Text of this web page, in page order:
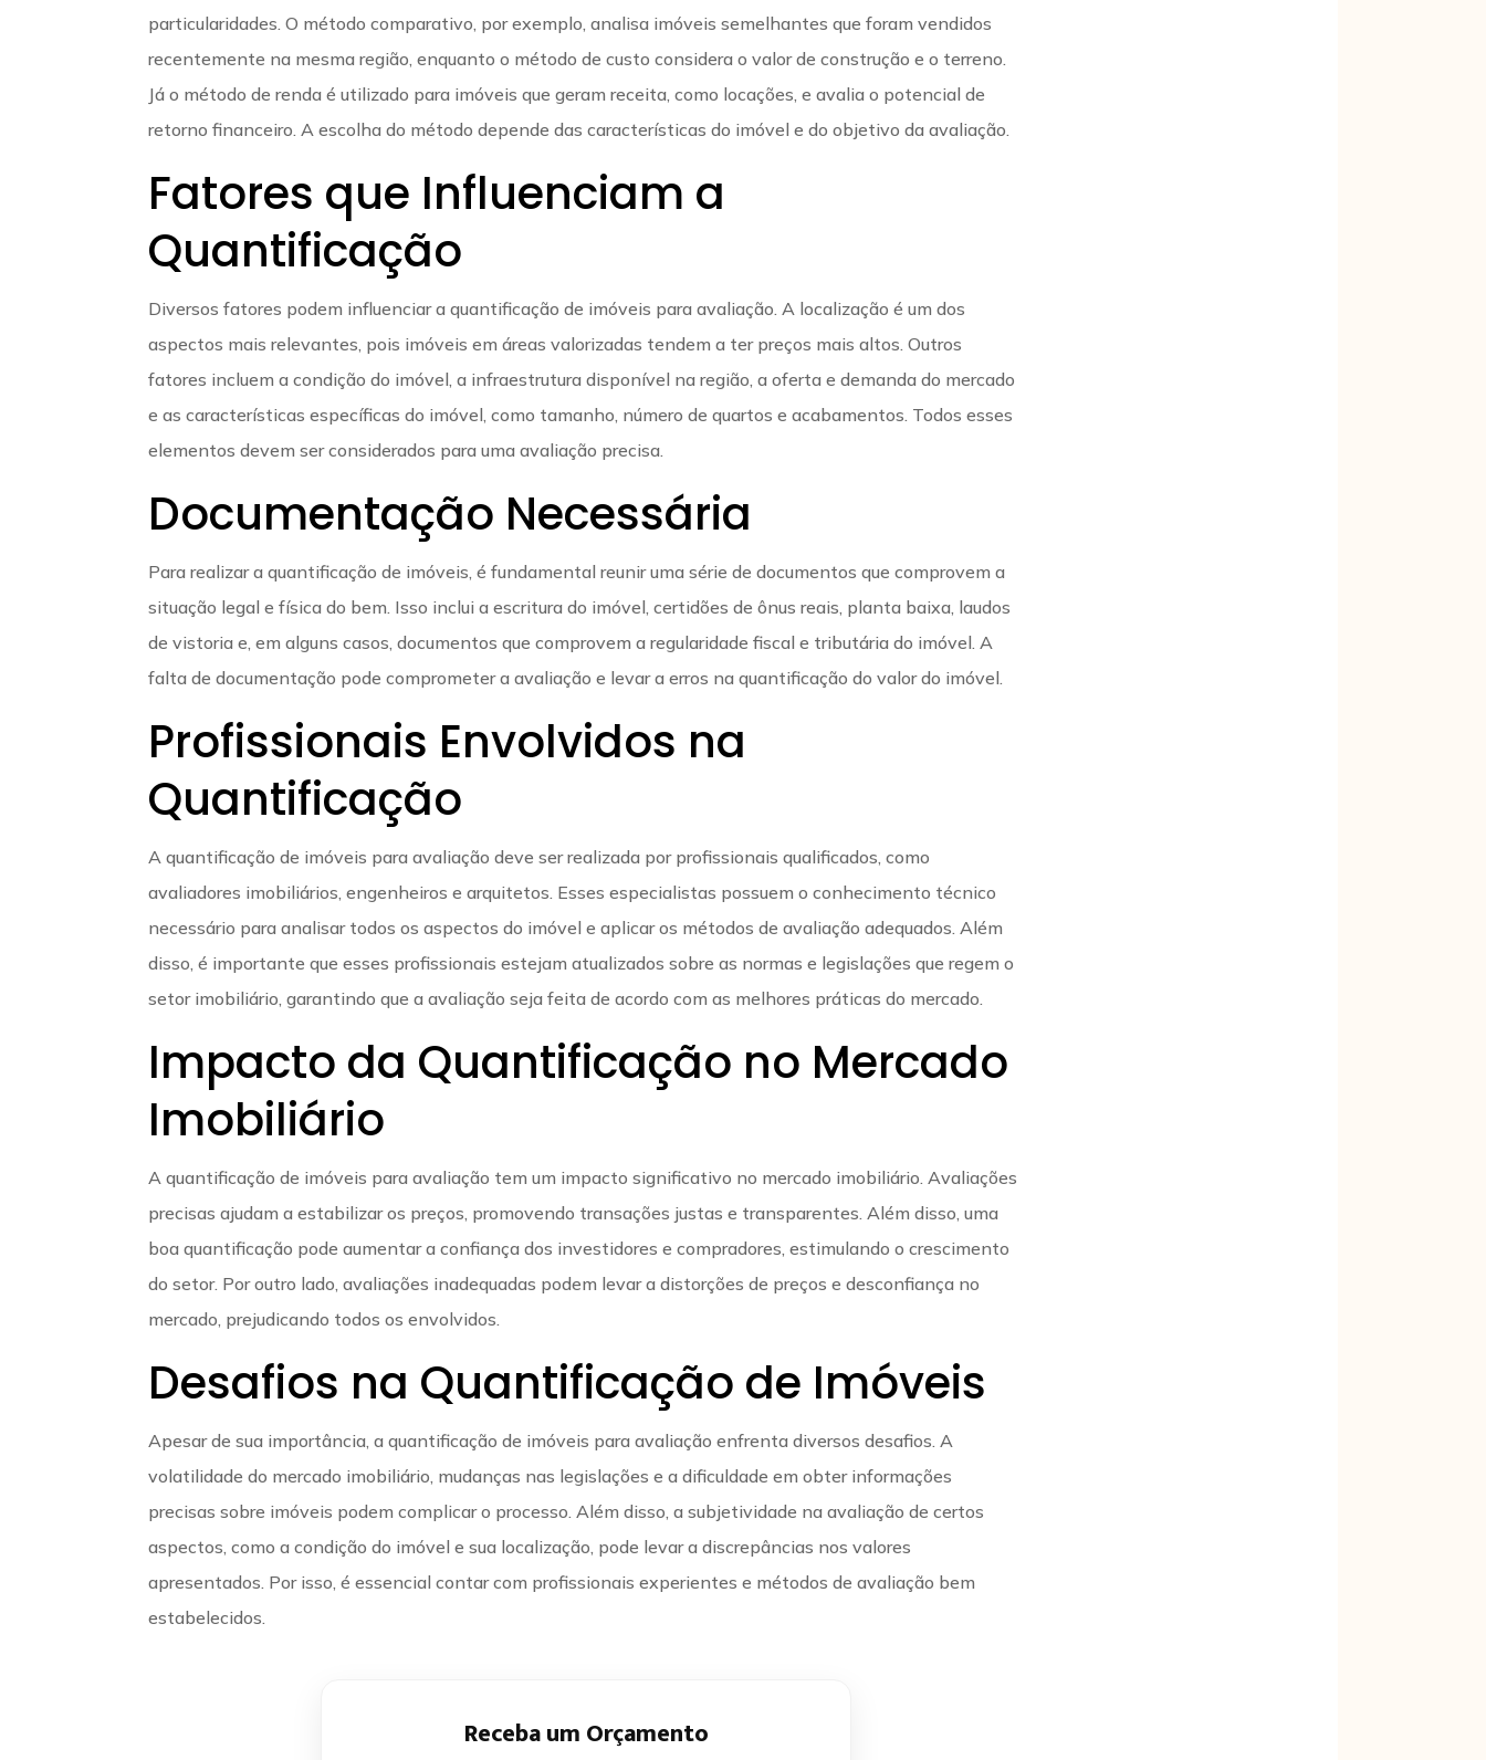
particularidades. O método comparativo, por exemplo, analisa imóveis semelhantes que foram vendidos
recentemente na mesma região, enquanto o método de custo considera o valor de construção e o terreno.
Já o método de renda é utilizado para imóveis que geram receita, como locações, e avalia o potencial de
retorno financeiro. A escolha do método depende das características do imóvel e do objetivo da avaliação.
Fatores que Influenciam a
Quantificação
Diversos fatores podem influenciar a quantificação de imóveis para avaliação. A localização é um dos
aspectos mais relevantes, pois imóveis em áreas valorizadas tendem a ter preços mais altos. Outros
fatores incluem a condição do imóvel, a infraestrutura disponível na região, a oferta e demanda do mercado
e as características específicas do imóvel, como tamanho, número de quartos e acabamentos. Todos esses
elementos devem ser considerados para uma avaliação precisa.
Documentação Necessária
Para realizar a quantificação de imóveis, é fundamental reunir uma série de documentos que comprovem a
situação legal e física do bem. Isso inclui a escritura do imóvel, certidões de ônus reais, planta baixa, laudos
de vistoria e, em alguns casos, documentos que comprovem a regularidade fiscal e tributária do imóvel. A
falta de documentação pode comprometer a avaliação e levar a erros na quantificação do valor do imóvel.
Profissionais Envolvidos na
Quantificação
A quantificação de imóveis para avaliação deve ser realizada por profissionais qualificados, como
avaliadores imobiliários, engenheiros e arquitetos. Esses especialistas possuem o conhecimento técnico
necessário para analisar todos os aspectos do imóvel e aplicar os métodos de avaliação adequados. Além
disso, é importante que esses profissionais estejam atualizados sobre as normas e legislações que regem o
setor imobiliário, garantindo que a avaliação seja feita de acordo com as melhores práticas do mercado.
Impacto da Quantificação no Mercado
Imobiliário
A quantificação de imóveis para avaliação tem um impacto significativo no mercado imobiliário. Avaliações
precisas ajudam a estabilizar os preços, promovendo transações justas e transparentes. Além disso, uma
boa quantificação pode aumentar a confiança dos investidores e compradores, estimulando o crescimento
do setor. Por outro lado, avaliações inadequadas podem levar a distorções de preços e desconfiança no
mercado, prejudicando todos os envolvidos.
Desafios na Quantificação de Imóveis
Apesar de sua importância, a quantificação de imóveis para avaliação enfrenta diversos desafios. A
volatilidade do mercado imobiliário, mudanças nas legislações e a dificuldade em obter informações
precisas sobre imóveis podem complicar o processo. Além disso, a subjetividade na avaliação de certos
aspectos, como a condição do imóvel e sua localização, pode levar a discrepâncias nos valores
apresentados. Por isso, é essencial contar com profissionais experientes e métodos de avaliação bem
estabelecidos.
Receba um Orçamento